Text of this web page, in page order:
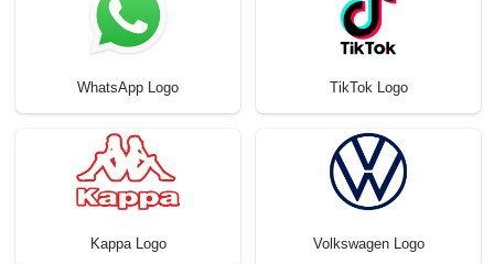
WhatsApp Logo TikTok Logo
Kappa Logo Volkswagen Logo